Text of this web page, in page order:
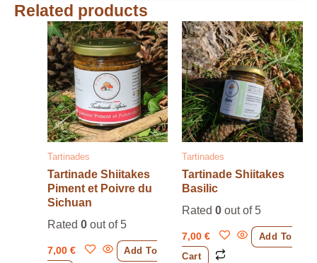
Related products
Tartinades
Tartinade Shiitakes
Piment et Poivre du
Sichuan
Rated 0out of 5
7,00 €
Add To
Tartinades
Tartinade Shiitakes
Basilic
Rated0 out of 5
7,00€
Add To
Cart